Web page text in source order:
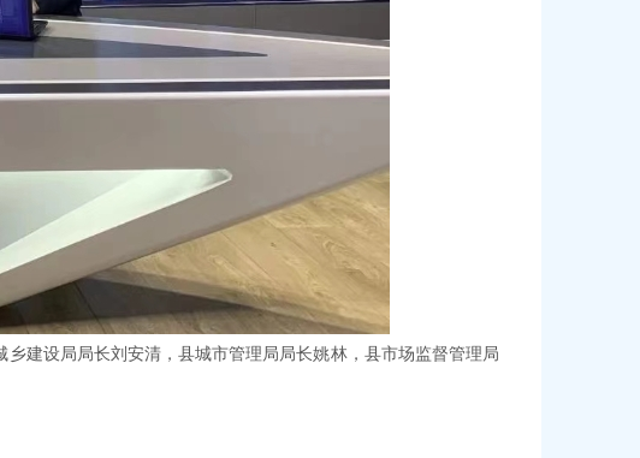
建设局局长刘安清，县城市管理局局长姚林，县市场监督管理局